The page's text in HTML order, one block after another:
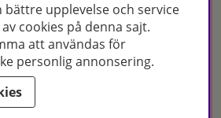
utvalt sortiment inom hudvård, hårvård och
i butik. Med över 50 års erfarenhet och
vi dig att hitta rätt produkter och
Handla enkelt på hudoteket.se eller
bättre upplevelse och service
cookies på denna sajt.
att användas för
personlig annonsering.